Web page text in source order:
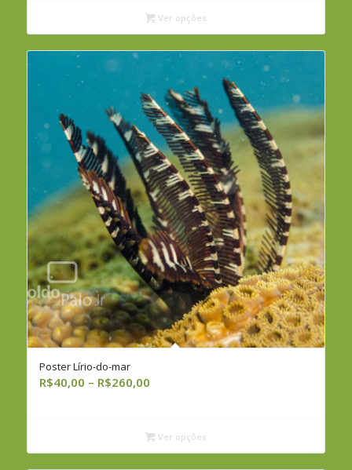
R$40,00
através
R$260,00
Ver opções
Poster Lírio-do-mar
R$40,00 – R$260,00Faixa
R$40,00
através
Ver opções